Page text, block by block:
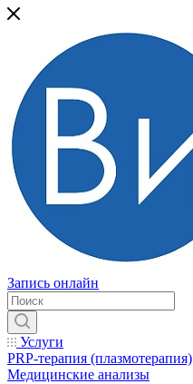
Запись онлайн
Услуги
PRP-терапия (плазмотерапия)
Медицинские анализы